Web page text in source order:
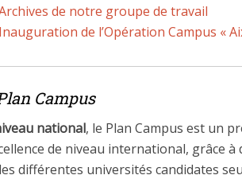
de notre groupe de travail
Inauguration de l’Opération Campus «
Campus
national, le Plan Campus est un
de niveau international, grâce
différentes universités candidates